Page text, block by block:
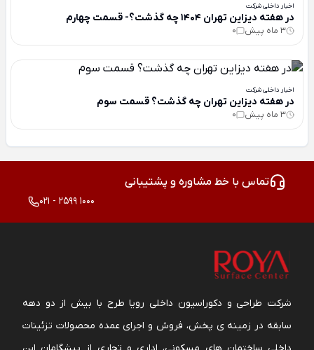
اخبار داخلی شرکت
در هفته دیزاین تهران 1404 چه گذشت؟- قسمت چهارم
3 ماه پیش 0
اخبار داخلی شرکت
در هفته دیزاین تهران چه گذشت؟ قسمت سوم
3 ماه پیش 0
تماس با خط مشاوره و پشتیبانی
021 - 2599 1000
شرکت طراحی و دکوراسیون داخلی رویا طرح با بیش از دو دهه
سابقه در زمینه ی پخش، فروش و اجرای عمده محصولات تزئینات